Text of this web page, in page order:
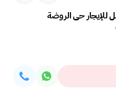
للإيجار حي الروضة